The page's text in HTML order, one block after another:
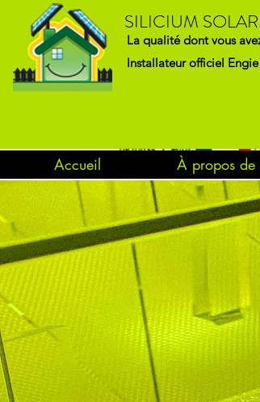
SILICIUM
La qualité dont vous
Installateur officiel
Accueil À propos de